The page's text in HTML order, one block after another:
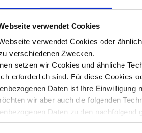
verwendet Cookies
verwendet Cookies oder
verschiedenen Zwecken.
setzen wir Cookies und ähnliche
erforderlich sind. Für diese Cookies
Daten ist Ihre Einwilligung
wir aber auch die folgenden
Daten zu den nachfolgend